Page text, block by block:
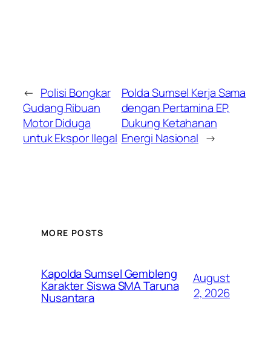
← Polisi Bongkar
Gudang Ribuan
Motor Diduga
untuk Ekspor Ilegal
Polda Sumsel Kerja Sama
dengan Pertamina EP,
Dukung Ketahanan
Energi Nasional →
MORE POSTS
Kapolda Sumsel Gembleng
Karakter Siswa SMA Taruna
Nusantara
August
2, 2026